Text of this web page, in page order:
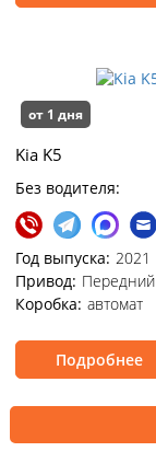
от 1 дня
Kia K5
Без водителя:
Год выпуска: 2021
Привод: Передний
Коробка: автомат
Подробнее